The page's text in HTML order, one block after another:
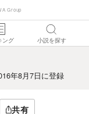
Group
ング 小説を探す
年8月7日に登録
共有